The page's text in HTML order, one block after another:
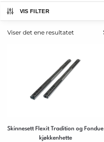
VIS FILTER
Viser det ene resultatet
Skinnesett Flexit Tradition og Fondue
kjøkkenhette